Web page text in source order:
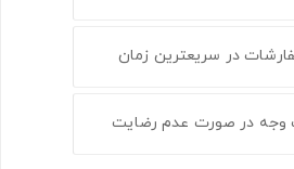
در سریعترین زمان
وجه در صورت عدم رضایت